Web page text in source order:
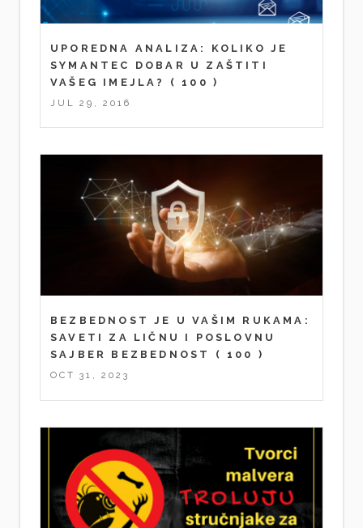
UPOREDNA ANALIZA: KOLIKO JE
SYMANTEC DOBAR U ZAŠTITI
VAŠEG IMEJLA?
( 100 )
JUL 29, 2016
BEZBEDNOST JE U VAŠIM RUKAMA:
SAVETI ZA LIČNU I POSLOVNU
SAJBER BEZBEDNOST
( 100 )
OCT 31, 2023